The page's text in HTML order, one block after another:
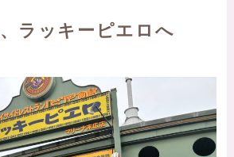
ラッキーピエロへ